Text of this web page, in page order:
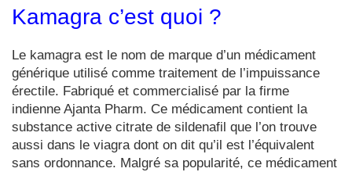
Kamagra c’est quoi ?
Le kamagra est le nom de marque d’un médicament
générique utilisé comme traitement de l’impuissance
érectile. Fabriqué et commercialisé par la firme
indienne Ajanta Pharm. Ce médicament contient la
substance active citrate de sildenafil que l’on trouve
aussi dans le viagra dont on dit qu’il est l’équivalent
sans ordonnance. Malgré sa popularité, ce médicament